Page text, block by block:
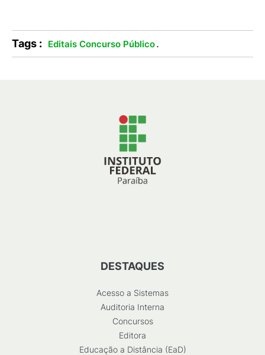
Tags : Editais Concurso Público.
DESTAQUES
Acesso a Sistemas
Auditoria Interna
Concursos
Editora
Educação a Distância (EaD)